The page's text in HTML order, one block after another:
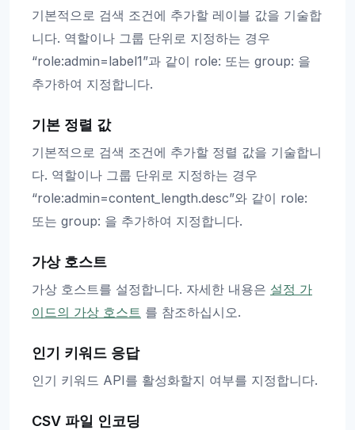
기본적으로 검색 조건에 추가할 레이블 값을 기술합
니다. 역할이나 그룹 단위로 지정하는 경우
“role:admin=label1”과 같이 role: 또는 group: 을
추가하여 지정합니다.
기본 정렬 값
기본적으로 검색 조건에 추가할 정렬 값을 기술합니
다. 역할이나 그룹 단위로 지정하는 경우
“role:admin=content_length.desc”와 같이 role:
또는 group: 을 추가하여 지정합니다.
가상 호스트
가상 호스트를 설정합니다. 자세한 내용은 설정 가
이드의 가상 호스트 를 참조하십시오.
인기 키워드 응답
인기 키워드 API를 활성화할지 여부를 지정합니다.
CSV 파일 인코딩